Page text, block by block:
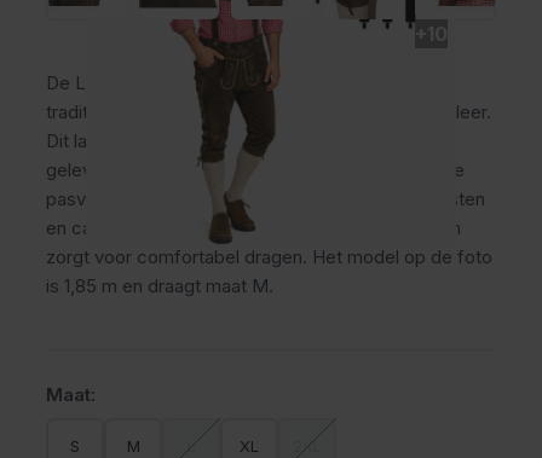
De Lederhose Gerlos lang donkerbruin is een
traditionele lederhosen voor heren van 100% rundleer.
Dit lange model biedt extra dekking en wordt
geleverd met verstelbare bretels voor een stevige
pasvorm. Ideaal voor het Oktoberfest, themafeesten
en carnaval. Het leer vormt zich naar je lichaam en
zorgt voor comfortabel dragen. Het model op de foto
is 1,85 m en draagt maat M.
Maat:
S M L XL 2XL